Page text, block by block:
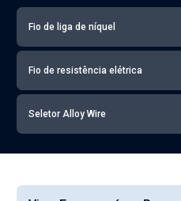
Fio de liga de níquel
Fio de resistência elétrica
Seletor Alloy Wire